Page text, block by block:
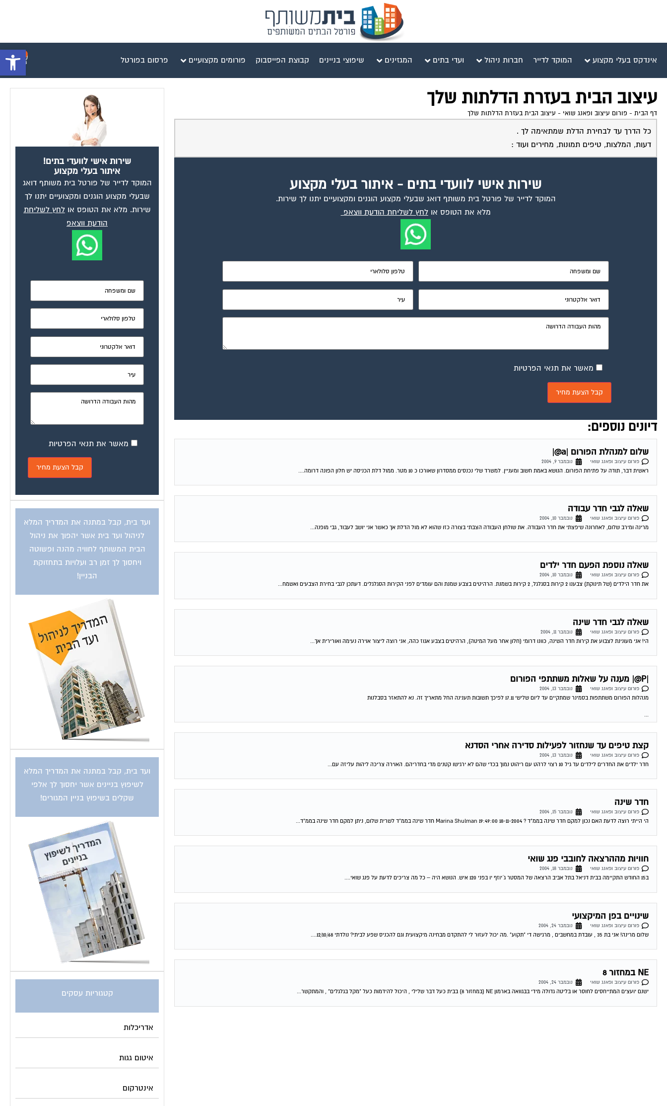
פתח אינדקס בעלי מקצוע המוקד לדייר חברות ניהול ועדי בתים המגזינים שיפוצי בניינים קבוצת הפייסבוק פורומים מקצועיים פרסום בפורטל
עיצוב הבית בעזרת הדלתות שלך
דף הבית - פורום עיצוב ופאנג שואי - עיצוב הבית בעזרת הדלתות שלך
כל הדרך עד לבחירת הדלת שמתאימה לך .
דעות, המלצות, טיפים תמונות, מחירים ועוד :
שירות אישי לוועדי בתים - איתור בעלי מקצוע
המוקד לדייר של פורטל בית משותף דואג שבעלי מקצוע הוגנים ומקצועיים יתנו לך שירות.
מלא את הטופס אולחץ לשליחת הודעת ווצאפ
מאשר את תנאי הפרטיות
דיונים נוספים:
שלום למנהלת הפורום |a@|
פורום עיצוב ופאנג שואי
נובמבר 9, 2004
ראשית דבר, תודה על פתיחת הפורום. הנושא באמת חשוב ומעניין. למשרד שלי נכנסים ממסדרון שאורכו כ 10 מטר. ממול דלת הכניסה יש חלון הפונה דרומה....
שאלה לגבי חדר עבודה
פורום עיצוב ופאנג שואי
נובמבר 10, 2004
מרינה ומירב שלום, לאחרונה שיפצתי את חדר העבודה. את שולחן העבודה הצבתי בצורה כזו שהוא לא מול הדלת אך כאשר אני יושב לעבוד, גבי מופנה...
שאלה נוספת הפעם חדר ילדים
פורום עיצוב ופאנג שואי
נובמבר 10, 2004
את חדר הילדים (של תינוקת) צבענו 2 קירות בסגלגל, 2 קירות בשמנת. הרהיטים בצבע שמנת והם עומדים לפני הקירות הסגלגלים. דעתכן לגבי בחירת הצבעים ואשמח...
שאלה לגבי חדר שינה
פורום עיצוב ופאנג שואי
נובמבר 11, 2004
הי! אני מעונינת לצבוע את קירות חדר השינה, כוונו דרומי (חלון אחר מעל המיטה), הרהיטים בצבע אגוז כהה, אני רוצה ליצור אוירה נעימה ואורירית אך...
|P@| מענה על שאלות משתתפי הפורום
פורום עיצוב ופאנג שואי
נובמבר 13, 2004
מנהלות הפורום משתתפות בסמינר שמתקיים עד ליום שלישי 17.11 לפיכך תשובות תענינה החל מתאריך זה. נא להתאזר בסבלנות
...
קצת טיפים עד שנחזור לפעילות סדירה אחרי הסדנא
פורום עיצוב ופאנג שואי
נובמבר 13, 2004
חדר ילדים את החדרים לילדים עד גיל 10 רצוי לרהט עם ריהוט נמוך בכדי שהם לא ירגישו קטנים מדי בחדריהם. האוירה צריכה ליהות עליזה עם...
חדר שינה
פורום עיצוב ופאנג שואי
נובמבר 15, 2004
הי הייתי רוצה לדעת האם נכון למקם חדר שינה בממ"ד ? 18-11-2004 19:49:00 Marina Shulman חדר שינה בממ"ד לשרית שלום, ניתן למקם חדר שינה בממ"ד...
חוויות מההרצאה לחובבי פנג שואי
פורום עיצוב ופאנג שואי
נובמבר 18, 2004
ב15 החודש התקיימה בבית דניאל בתל אביב הרצאה של המסטר ג´יוזף יו בפני 120 איש. הנושא היה – כל מה צריכים לדעת על פנג שואי....
שינויים בפן המיקצועי
פורום עיצוב ופאנג שואי
נובמבר 24, 2004
שלום מרינה! אני בת 35 , עובדת במחשבים , מרגישה די "תקוע" .מה יכול לעזור לי להתקדם מבחינה מיקצועית וגם להכניס שפע לביתי? נולדתי 12/10/68....
NE במחזור 8
פורום עיצוב ופאנג שואי
נובמבר 24, 2004
ישנם יועצים המתייחסים לחוסר או בליטה גדולה מידי בבגוואה בארמון NE (במחזור 8) בבית כעל דבר שלילי , היכול להידמות כעל "מקל בגלגלים" , והמתקשר...
שירות אישי לוועדי בתים!
איתור בעלי מקצוע
המוקד לדייר של פורטל בית משותף דואג
שבעלי מקצוע הוגנים ומקצועיים יתנו לך
שירות. מלא את הטופס אולחץ לשליחת
הודעת ווצאפ
מאשר את תנאי הפרטיות
ועד בית, קבל במתנה את המדריך המלא
לניהול ועד בית אשר יהפוך את ניהול
הבית המשותף לחוויה מהנה ופשוטה
ויחסוך לך זמן רב ועלויות בתחזוקת
הבניין!
ועד בית, קבל במתנה את המדריך המלא
לשיפוץ בניינים אשר יחסוך לך אלפי
שקלים בשיפוץ בניין המגורים!
קטגוריות עסקים
אדריכלות
איטום גגות
אינטרקום